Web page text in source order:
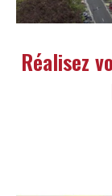
Réalisez